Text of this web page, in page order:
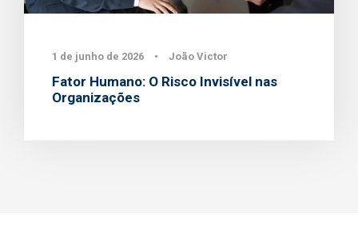
1 de junho de 2026 • João Victor
Fator Humano: O Risco Invisível nas
Organizações